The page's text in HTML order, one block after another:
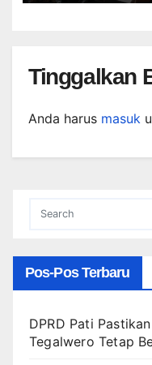
Tinggalkan
Anda harus masuk
Pos-Pos Terbaru
DPRD Pati
Tegalwero Tetap